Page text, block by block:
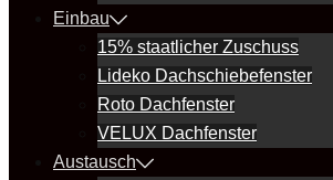
Einbau
15% staatlicher Zuschuss
Lideko Dachschiebefenster
Roto Dachfenster
VELUX Dachfenster
Austausch